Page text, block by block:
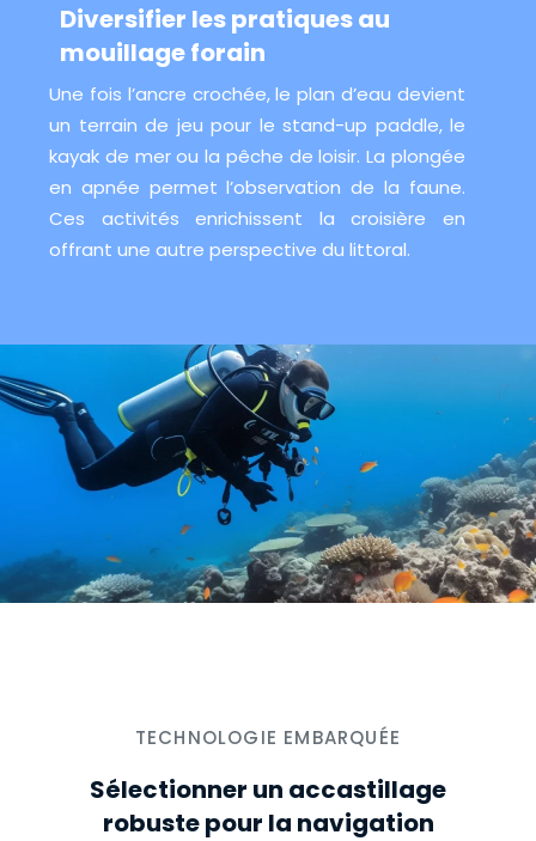
Diversifier les pratiques au
mouillage forain
Une fois l’ancre crochée, le plan d’eau devient
un terrain de jeu pour le stand-up paddle, le
kayak de mer ou la pêche de loisir. La plongée
en apnée permet l’observation de la faune.
Ces activités enrichissent la croisière en
offrant une autre perspective du littoral.
TECHNOLOGIE EMBARQUÉE
Sélectionner un accastillage
robuste pour la navigation